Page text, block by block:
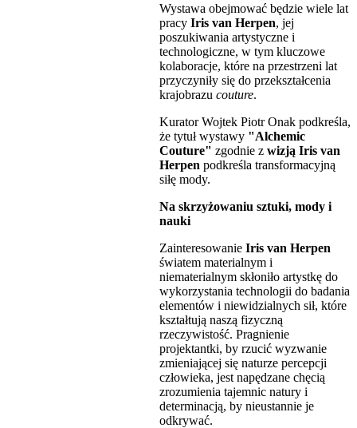
Wystawa obejmować będzie wiele lat
pracy Iris van Herpen, jej
poszukiwania artystyczne i
technologiczne, w tym kluczowe
kolaboracje, które na przestrzeni lat
przyczyniły się do przekształcenia
krajobrazu couture.
Kurator Wojtek Piotr Onak podkreśla,
że ​​tytuł wystawy "Alchemic
Couture" zgodnie z wizją Iris van
Herpen podkreśla transformacyjną
siłę mody.
Na skrzyżowaniu sztuki, mody i
nauki
Zainteresowanie Iris van Herpen
światem materialnym i
niematerialnym skłoniło artystkę do
wykorzystania technologii do badania
elementów i niewidzialnych sił, które
kształtują naszą fizyczną
rzeczywistość. Pragnienie
projektantki, by rzucić wyzwanie
zmieniającej się naturze percepcji
człowieka, jest napędzane chęcią
zrozumienia tajemnic natury i
determinacją, by nieustannie je
odkrywać.